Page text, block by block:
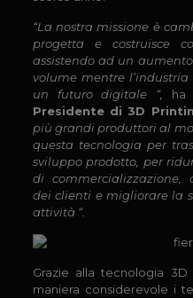
“La nostra missione è
progetta e costruisce
assistendo ad un
volume mentre
un futuro digitale “, ha
Presidente di 3D
più grandi produttori al
questa tecnologia per
sviluppo prodotto, per
di commercializzazione,
dei clienti e migliorare la
attività “.
Grazie alla tecnologia
maniera considerevole i